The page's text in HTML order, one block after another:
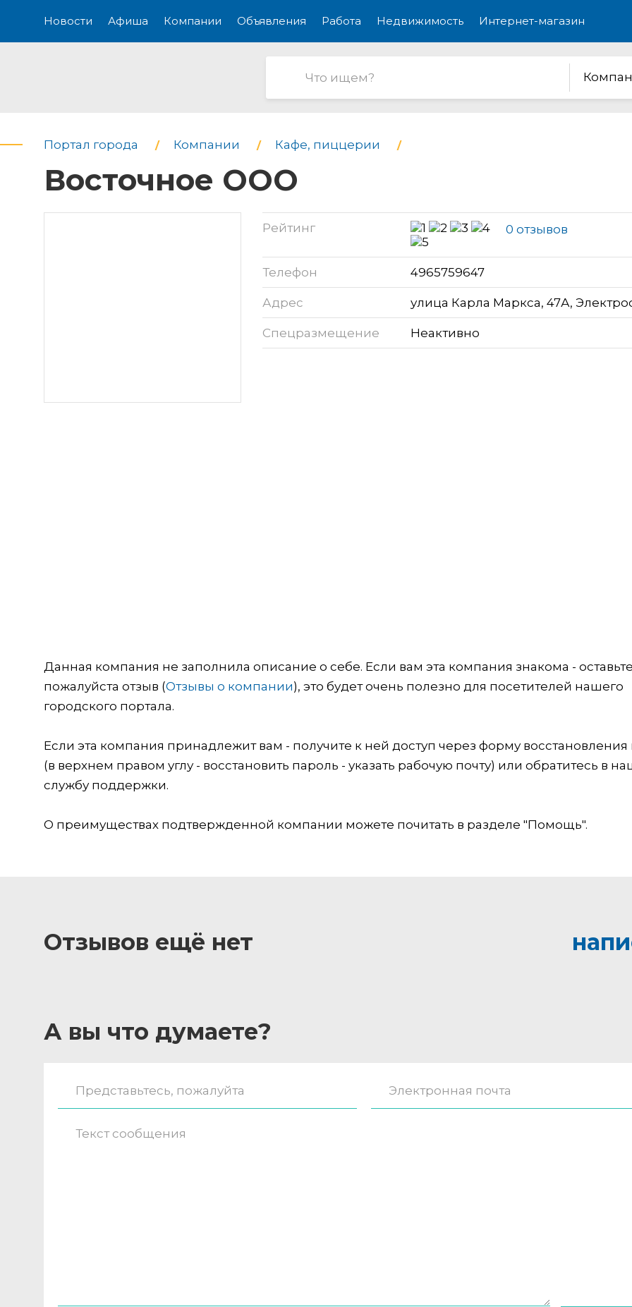
Новости Афиша Компании Объявления Работа Недвижимость Интернет-магазин
Портал города Компании Кафе, пиццерии
Восточное ООО
Рейтинг 0 отзывов
Телефон 4965759647
Адрес улица Карла Маркса, 47А,
Спецразмещение Неактивно
Данная компания не заполнила описание о себе. Если вам эта компания знакома -
пожалуйста отзыв (Отзывы о компании), это будет очень полезно для посетителей нашего
городского портала.
Если эта компания принадлежит вам - получите к ней доступ через форму восстановления
(в верхнем правом углу - восстановить пароль - указать рабочую почту) или обратитесь в
службу поддержки.
О преимуществах подтвержденной компании можете почитать в разделе "Помощь".
Отзывов ещё нет
А вы что думаете?